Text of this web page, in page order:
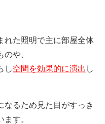
れた照明で主に部屋全体
や、
し空間を効果的に演出 し
なるため見た目がすっき
す。